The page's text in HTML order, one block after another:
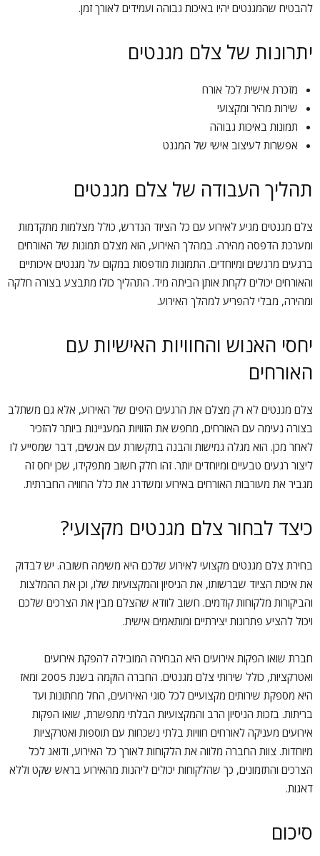
להבטיח שהמגנטים יהיו באיכות גבוהה ועמידים לאורך זמן.
יתרונות של צלם מגנטים
מזכרת אישית לכל אורח
שירות מהיר ומקצועי
תמונות באיכות גבוהה
אפשרות לעיצוב אישי של המגנט
תהליך העבודה של צלם מגנטים
צלם מגנטים מגיע לאירוע עם כל הציוד הנדרש, כולל מצלמות מתקדמות
ומערכת הדפסה מהירה. במהלך האירוע, הוא מצלם תמונות של האורחים
ברגעים מרגשים ומיוחדים. התמונות מודפסות במקום על מגנטים איכותיים
והאורחים יכולים לקחת אותן הביתה מיד. התהליך כולו מתבצע בצורה חלקה
ומהירה, מבלי להפריע למהלך האירוע.
יחסי האנוש והחוויות האישיות עם
האורחים
צלם מגנטים לא רק מצלם את הרגעים היפים של האירוע, אלא גם משתלב
בצורה נעימה עם האורחים, מחפש את הזוויות המעניינות ביותר להזכיר
לאחר מכן. הוא מגלה גמישות והבנה בתקשורת עם אנשים, דבר שמסייע לו
ליצור רגעים טבעיים ומיוחדים יותר. זהו חלק חשוב מתפקידו, שכן יחס זה
מגביר את מעורבות האורחים באירוע ומשדרג את כלל החוויה החברתית.
כיצד לבחור צלם מגנטים מקצועי?
בחירת צלם מגנטים מקצועי לאירוע שלכם היא משימה חשובה. יש לבדוק
את איכות הציוד שברשותו, את הניסיון והמקצועיות שלו, וכן את ההמלצות
והביקורות מלקוחות קודמים. חשוב לוודא שהצלם מבין את הצרכים שלכם
ויכול להציע פתרונות יצירתיים ומותאמים אישית.
חברת שואו הפקות אירועים היא הבחירה המובילה להפקת אירועים
ואטרקציות, כולל שירותי צלם מגנטים. החברה הוקמה בשנת 2005 ומאז
היא מספקת שירותים מקצועיים לכל סוגי האירועים, החל מחתונות ועד
בריתות. בזכות הניסיון הרב והמקצועיות הבלתי מתפשרת, שואו הפקות
אירועים מעניקה לאורחים חוויות בלתי נשכחות עם תוספות ואטרקציות
מיוחדות. צוות החברה מלווה את הלקוחות לאורך כל האירוע, ודואג לכל
הצרכים והתזמונים, כך שהלקוחות יכולים ליהנות מהאירוע בראש שקט וללא
דאגות.
סיכום